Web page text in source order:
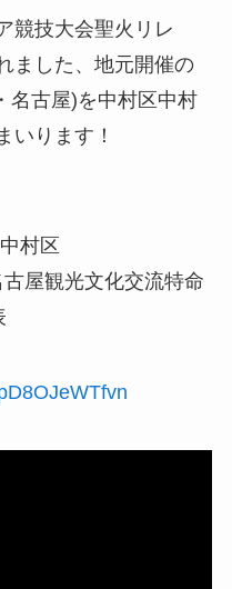
競技大会聖火リレ
ました、地元開催の
名古屋)を中村区中村
いります！
村区
屋観光文化交流特命